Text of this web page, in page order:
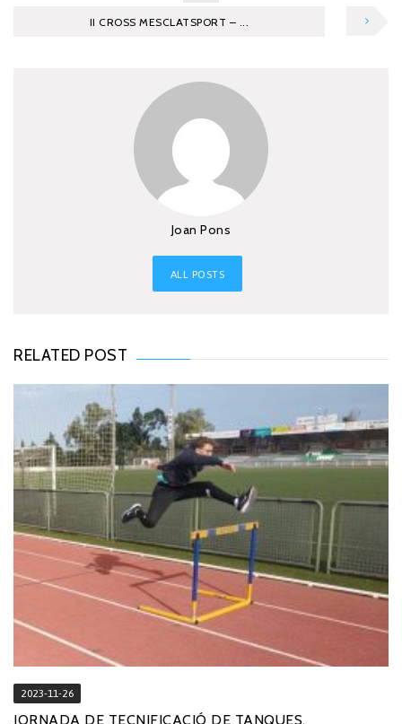
II CROSS MESCLATSPORT – ...
Joan Pons
ALL POSTS
RELATED POST
2023-11-26
JORNADA DE TECNIFICACIÓ DE TANQUES.